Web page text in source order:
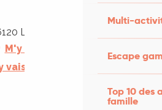
Multi-
Escape
Top 10 des
famille
Lacapelle-Marival
M'y rendre
vais en train !